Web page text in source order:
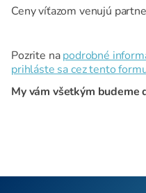
Ceny víťazom venujú
Pozrite napodrobné
prihláste sa cez tento
My vám všetkým budeme